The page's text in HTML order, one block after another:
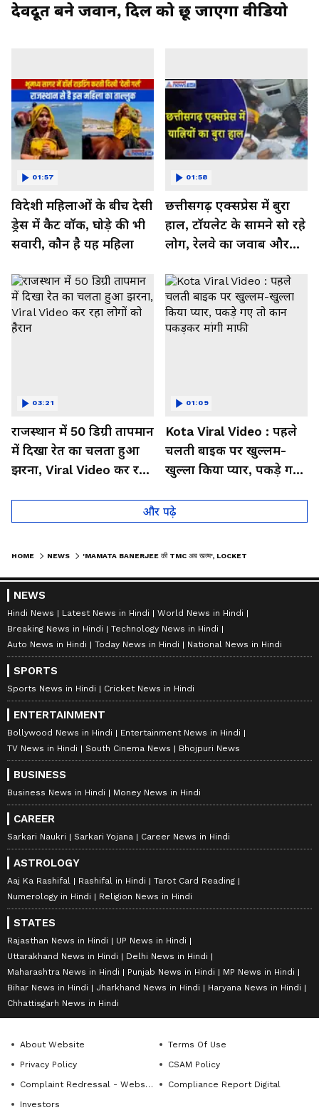
देवदूत बने जवान, दिल को छू जाएगा वीडियो
विदेशी महिलाओं के बीच देसी
ड्रेस में कैट वॉक, घोड़े की भी
सवारी, कौन है यह महिला
01:57
छत्तीसगढ़ एक्सप्रेस में बुरा
हाल, टॉयलेट के सामने सो रहे
लोग, रेलवे का जवाब और
Video
01:58
राजस्थान में 50 डिग्री तापमान
में दिखा रेत का चलता हुआ
झरना, Viral Video कर रहा
03:21
Kota Viral Video : पहले
चलती बाइक पर खुल्लम-
खुल्ला किया प्यार, पकड़े गए
01:09
और पढ़े
HOME NEWS
NEWS
Hindi News Latest News in Hindi
World News in Hindi
Breaking News in Hindi
Technology News in Hindi
Auto News in Hindi
Today News in Hindi National News in Hindi
SPORTS
Sports News in Hindi Cricket News in Hindi
ENTERTAINMENT
Bollywood News in Hindi
Entertainment News in Hindi
TV News in Hindi
South Cinema News Bhojpuri News
BUSINESS
Business News in Hindi Money News in Hindi
CAREER
Sarkari Naukri Sarkari Yojana Career News in Hindi
ASTROLOGY
Aaj Ka Rashifal Rashifal in Hindi
Tarot Card Reading
Numerology in Hindi
Religion News in Hindi
STATES
Rajasthan News in Hindi
UP News in Hindi
Uttarakhand News in Hindi
Delhi News in Hindi
Maharashtra News in Hindi
Punjab News in Hindi
MP News in Hindi
Bihar News in Hindi
Jharkhand News in Hindi
Haryana News in Hindi
Chhattisgarh News in Hindi
About Website
Terms Of Use
Privacy Policy
CSAM Policy
Complaint Redressal - Website
Compliance Report Digital
Investors